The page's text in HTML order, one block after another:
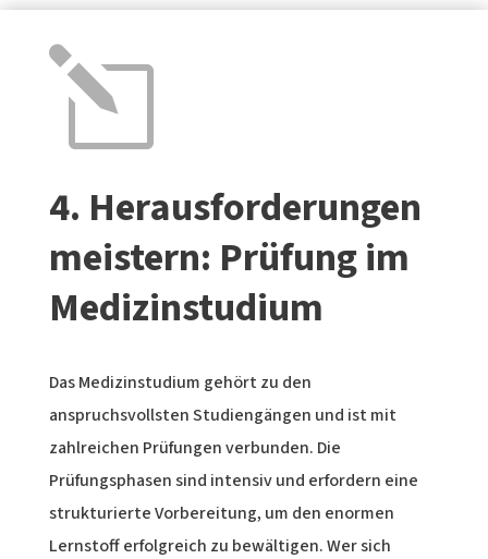
l
4. Herausforderungen
meistern: Prüfung im
Medizinstudium
Das Medizinstudium gehört zu den
anspruchsvollsten Studiengängen und ist mit
zahlreichen Prüfungen verbunden. Die
Prüfungsphasen sind intensiv und erfordern eine
strukturierte Vorbereitung, um den enormen
Lernstoff erfolgreich zu bewältigen. Wer sich